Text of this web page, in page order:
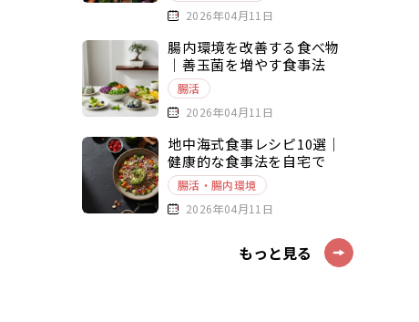
2026年04月11日
腸内環境を改善する食べ物
｜善玉菌を増やす食事法
腸活
2026年04月11日
地中海式食事レシピ10選｜
健康的な食事法を自宅で
腸活・腸内環境
2026年04月11日
もっと見る